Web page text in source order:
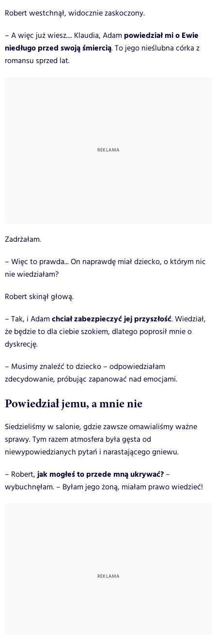
Robert westchnął, widocznie zaskoczony.
– A więc już wiesz.... Klaudia, Adam powiedział mi o Ewie
niedługo przed swoją śmiercią. To jego nieślubna córka z
romansu sprzed lat.
Zadrżałam.
– Więc to prawda... On naprawdę miał dziecko, o którym nic
nie wiedziałam?
Robert skinął głową.
– Tak, i Adam chciał zabezpieczyć jej przyszłość. Wiedział,
że będzie to dla ciebie szokiem, dlatego poprosił mnie o
dyskrecję.
– Musimy znaleźć to dziecko – odpowiedziałam
zdecydowanie, próbując zapanować nad emocjami.
Powiedział jemu, a mnie nie
Siedzieliśmy w salonie, gdzie zawsze omawialiśmy ważne
sprawy. Tym razem atmosfera była gęsta od
niewypowiedzianych pytań i narastającego gniewu.
– Robert,jak mogłeś to przede mną ukrywać? –
wybuchnęłam. – Byłam jego żoną, miałam prawo wiedzieć!